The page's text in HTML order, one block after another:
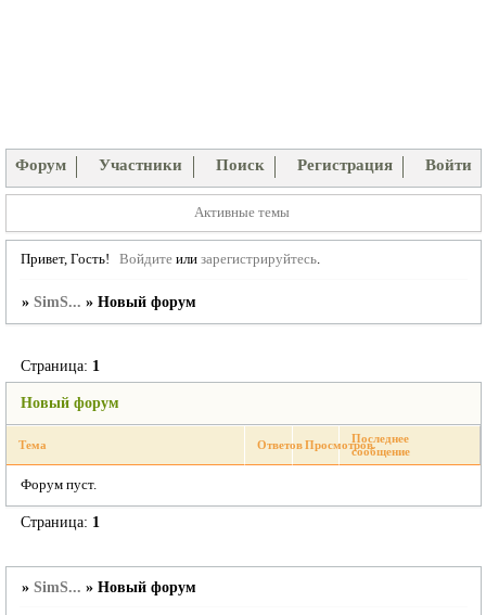
Форум Участники Поиск Регистрация Войти
Активные темы
Привет, Гость! Войдитеили зарегистрируйтесь.
» SimS... » Новый форум
Новый форум
Страница: 1
Тема ОтветовПросмотровПоследнее
сообщение
Форум пуст.
Страница: 1
» SimS... » Новый форум